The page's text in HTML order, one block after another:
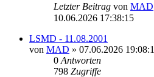
Letzter Beitrag von MAD
10.06.2026 17:38:15
LSMD - 11.08.2001
von MAD » 07.06.2026
0 Antworten
798 Zugriffe